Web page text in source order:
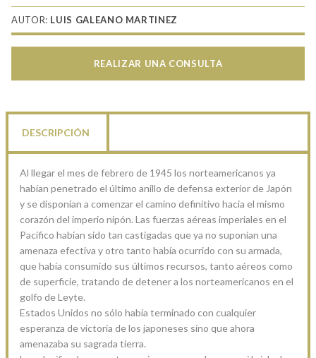
AUTOR: LUIS GALEANO MARTINEZ
REALIZAR UNA CONSULTA
DESCRIPCIÓN
Al llegar el mes de febrero de 1945 los norteamericanos ya
habían penetrado el último anillo de defensa exterior de Japón
y se disponían a comenzar el camino definitivo hacia el mismo
corazón del imperio nipón. Las fuerzas aéreas imperiales en el
Pacífico habían sido tan castigadas que ya no suponían una
amenaza efectiva y otro tanto había ocurrido con su armada,
que había consumido sus últimos recursos, tanto aéreos como
de superficie, tratando de detener a los norteamericanos en el
golfo de Leyte.
Estados Unidos no sólo había terminado con cualquier
esperanza de victoria de los japoneses sino que ahora
amenazaba su sagrada tierra.